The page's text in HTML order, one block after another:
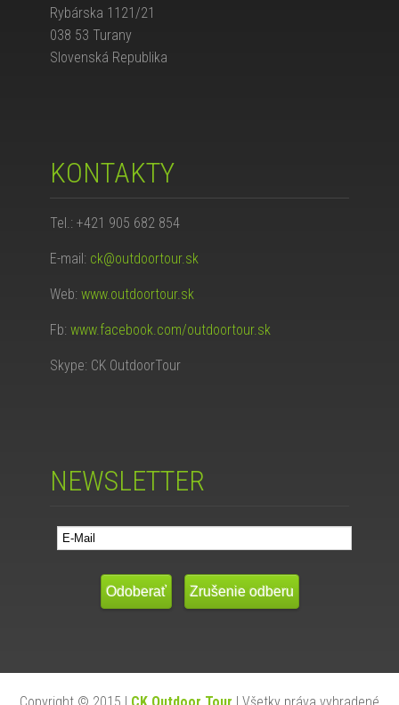
Rybárska 1121/21
038 53 Turany
Slovenská Republika
KONTAKTY
Tel.: +421 905 682 854
E-mail: ck@outdoortour.sk
Web:www.outdoortour.sk
Fb:www.facebook.com/outdoortour.sk
Skype: CK OutdoorTour
NEWSLETTER